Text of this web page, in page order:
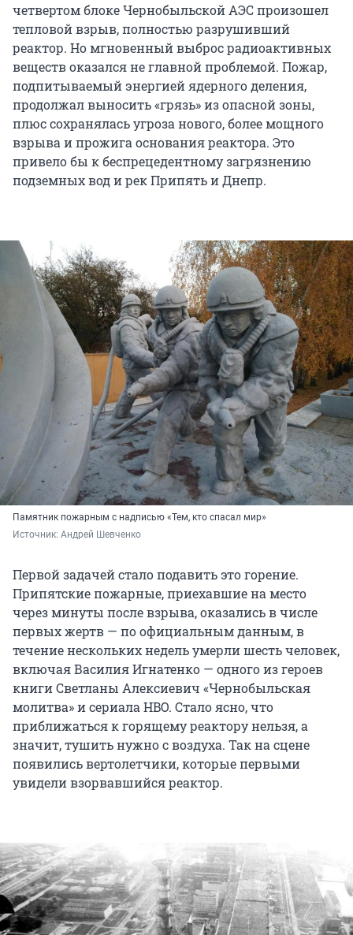
четвертом блоке Чернобыльской АЭС произошел
тепловой взрыв, полностью разрушивший
реактор. Но мгновенный выброс радиоактивных
веществ оказался не главной проблемой. Пожар,
подпитываемый энергией ядерного деления,
продолжал выносить «грязь» из опасной зоны,
плюс сохранялась угроза нового, более мощного
взрыва и прожига основания реактора. Это
привело бы к беспрецедентному загрязнению
подземных вод и рек Припять и Днепр.
Памятник пожарным с надписью «Тем, кто спасал мир»
Источник: Андрей Шевченко
Первой задачей стало подавить это горение.
Припятские пожарные, приехавшие на место
через минуты после взрыва, оказались в числе
первых жертв — по официальным данным, в
течение нескольких недель умерли шесть человек,
включая Василия Игнатенко — одного из героев
книги Светланы Алексиевич «Чернобыльская
молитва» и сериала HBO. Стало ясно, что
приближаться к горящему реактору нельзя, а
значит, тушить нужно с воздуха. Так на сцене
появились вертолетчики, которые первыми
увидели взорвавшийся реактор.